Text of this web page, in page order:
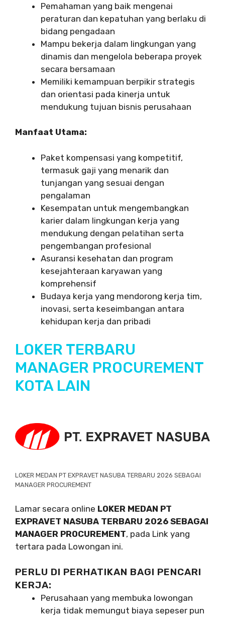
Pemahaman yang baik mengenai
peraturan dan kepatuhan yang berlaku di
bidang pengadaan
Mampu bekerja dalam lingkungan yang
dinamis dan mengelola beberapa proyek
secara bersamaan
Memiliki kemampuan berpikir strategis
dan orientasi pada kinerja untuk
mendukung tujuan bisnis perusahaan
Manfaat Utama:
Paket kompensasi yang kompetitif,
termasuk gaji yang menarik dan
tunjangan yang sesuai dengan
pengalaman
Kesempatan untuk mengembangkan
karier dalam lingkungan kerja yang
mendukung dengan pelatihan serta
pengembangan profesional
Asuransi kesehatan dan program
kesejahteraan karyawan yang
komprehensif
Budaya kerja yang mendorong kerja tim,
inovasi, serta keseimbangan antara
kehidupan kerja dan pribadi
LOKER TERBARU
MANAGER PROCUREMENT
KOTA LAIN
LOKER MEDAN PT EXPRAVET NASUBA TERBARU 2026 SEBAGAI
MANAGER PROCUREMENT
Lamar secara online LOKER MEDAN PT
EXPRAVET NASUBA TERBARU 2026 SEBAGAI
MANAGER PROCUREMENT, pada Link yang
tertara pada Lowongan ini.
PERLU DI PERHATIKAN BAGI PENCARI
KERJA:
Perusahaan yang membuka lowongan
kerja tidak memungut biaya sepeser pun